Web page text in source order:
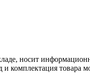
носит
комплектация товара